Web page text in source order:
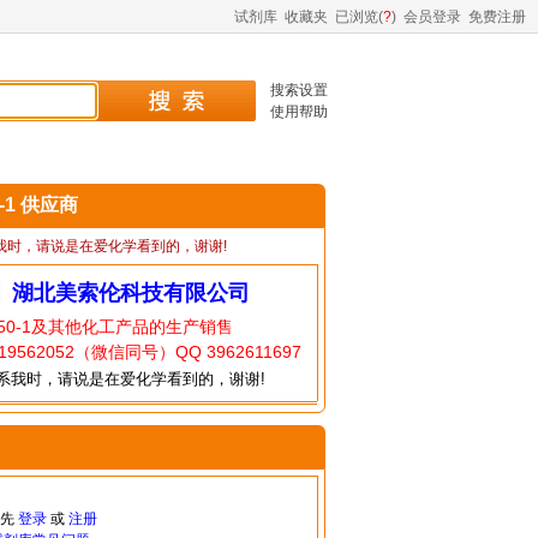
试剂库 收藏夹 已浏览(?) 会员登录 免费注册
搜索设置
使用帮助
供应商
时，请说是在爱化学看到的，谢谢!
湖北美索伦科技有限公司
1及其他化工产品的生产销售
（微信同号）QQ 3962611697
我时，请说是在爱化学看到的，谢谢!
登录或 注册